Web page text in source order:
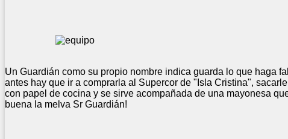
Un Guardián como su propio nombre indica guarda lo que haga
antes hay que ir a comprarla al Supercor de "Isla Cristina",
con papel de cocina y se sirve acompañada de una mayonesa
buena la melva Sr Guardián!